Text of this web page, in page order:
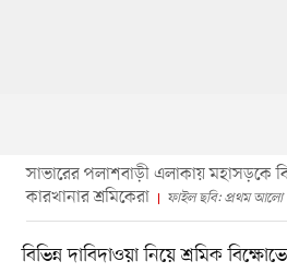
সাভারের পলাশবাড়ী এলাকায় মহাসড়কে
কারখানার শ্রমিকেরা
ফাইল ছবি: প্রথম আলো
বিভিন্ন দাবিদাওয়া নিয়ে শ্রমিক